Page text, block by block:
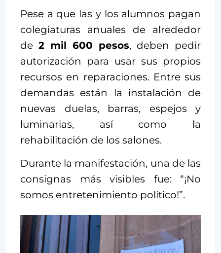
Pese a que las y los alumnos pagan
colegiaturas anuales de alrededor
de 2 mil 600 pesos, deben pedir
autorización para usar sus propios
recursos en reparaciones. Entre sus
demandas están la instalación de
nuevas duelas, barras, espejos y
luminarias, así como la
rehabilitación de los salones.
Durante la manifestación, una de las
consignas más visibles fue: “¡No
somos entretenimiento político!”.